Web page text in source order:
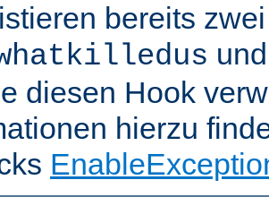
bereits
diesen Hook
hierzu